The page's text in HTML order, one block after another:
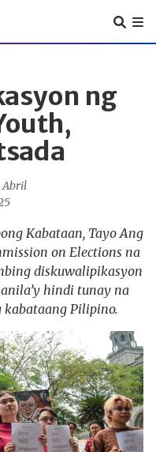
ng
Kabataan, Tayo Ang
on Elections na
diskuwalipikasyon
hindi tunay na
kabataang Pilipino.